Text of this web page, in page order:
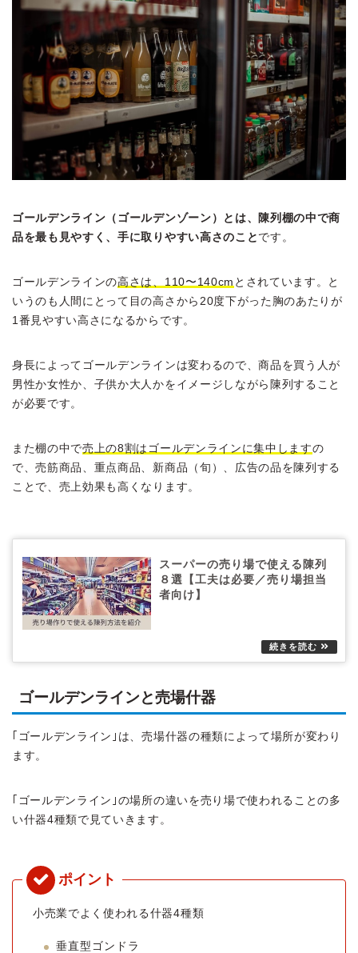
ゴールデンライン（ゴールデンゾーン）とは、陳列棚の中で商
品を最も見やすく、手に取りやすい高さのこと です。
ゴールデンラインの高さは、110〜140cm とされています。と
いうのも人間にとって目の高さから20度下がった胸のあたりが
1番見やすい高さになるからです。
身長によってゴールデンラインは変わるので、商品を買う人が
男性か女性か、子供か大人かをイメージしながら陳列すること
が必要です。
また棚の中で売上の8割はゴールデンラインに集中しますの
で、売筋商品、重点商品、新商品（旬）、広告の品を陳列する
ことで、売上効果も高くなります。
スーパーの売り場で使える陳列
８選【工夫は必要／売り場担当
者向け】
ゴールデンラインと売場什器
｢ゴールデンライン｣は、売場什器の種類によって場所が変わり
ます。
｢ゴールデンライン｣の場所の違いを売り場で使われることの多
い什器4種類で見ていきます。
小売業でよく使われる什器4種類
垂直型ゴンドラ